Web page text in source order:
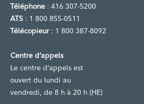
Téléphone : 416 307-5200
ATS : 1 800 855-0511
Télécopieur: 1 800 387-8092
Centre d’appels
Le centre d’appels est
ouvert du lundi au
vendredi, de 8 h à 20 h (HE)